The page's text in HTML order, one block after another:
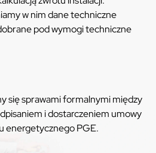
w nim dane techniczne
pod wymogi techniczne
się sprawami formalnymi między
i dostarczeniem umowy
energetycznego PGE.